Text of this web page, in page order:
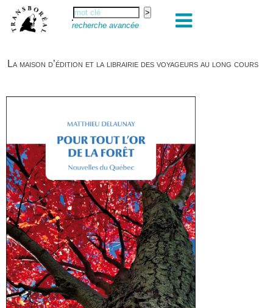
recherche avancée
La maison d’édition et la librairie des voyageurs au long cours